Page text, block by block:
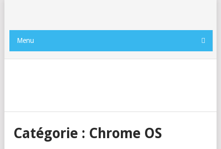
Menu
Catégorie : Chrome OS